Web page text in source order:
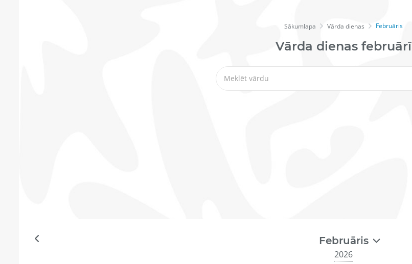
Sākumlapa Vārda dienas Februāris
Vārda dienas februārī
Februāris
2026